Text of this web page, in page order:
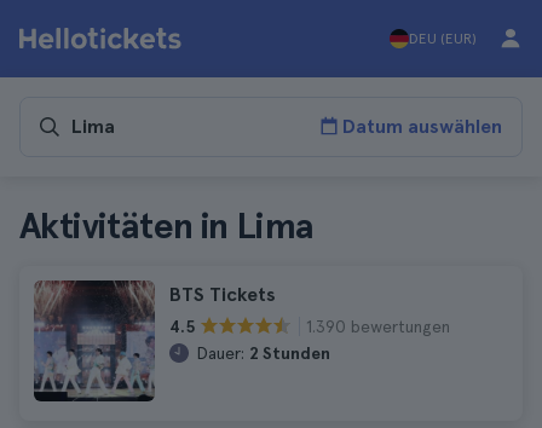
DEU (EUR)
Datum auswählen
Aktivitäten in Lima
BTS Tickets
4.5
1.390 bewertungen
Dauer: 2 Stunden